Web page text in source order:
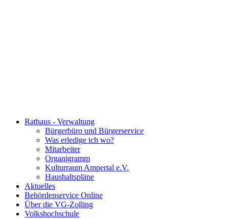
Rathaus - Verwaltung
Bürgerbüro und Bürgerservice
Was erledige ich wo?
Mitarbeiter
Organigramm
Kulturraum Ampertal e.V.
Haushaltspläne
Aktuelles
Behördenservice Online
Über die VG-Zolling
Volkshochschule